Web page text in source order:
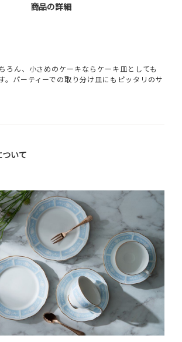
商品の詳細
ろん、小さめのケーキならケーキ皿としても
。パーティーでの取り分け皿にもピッタリのサ
いて